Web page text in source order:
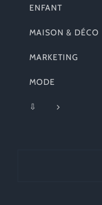
ENFANT
MAISON & DÉCO
MARKETING
MODE
⇩